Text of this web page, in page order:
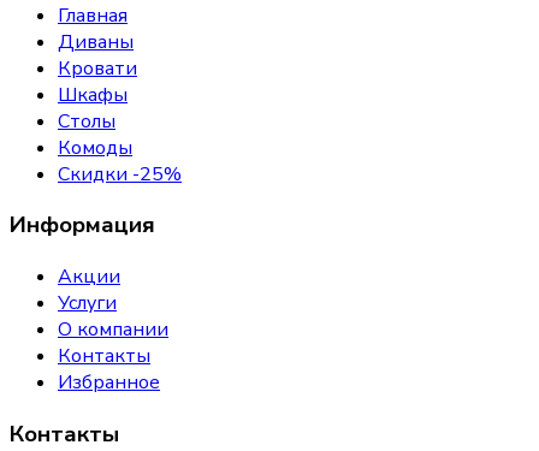
Главная
Диваны
Кровати
Шкафы
Столы
Комоды
Скидки -25%
Информация
Акции
Услуги
О компании
Контакты
Избранное
Контакты